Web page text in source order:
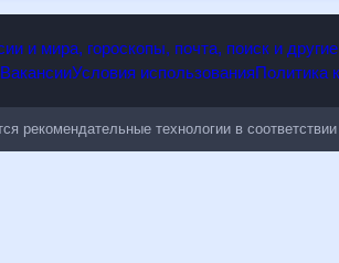
и мира, гороскопы, почта, поиск и
рекомендательные технологии в